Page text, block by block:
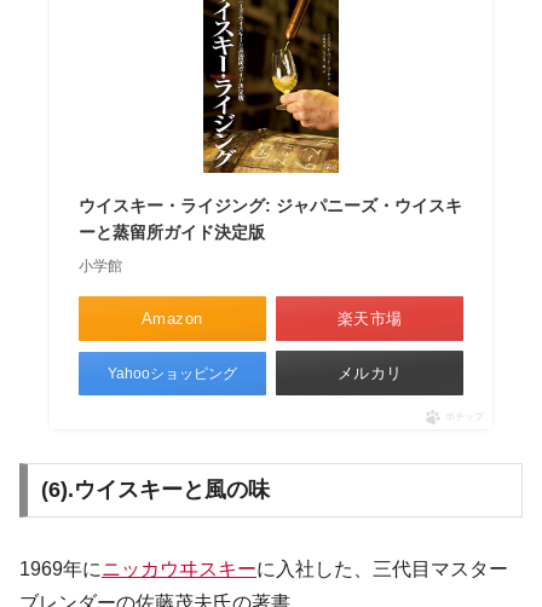
ウイスキー・ライジング: ジャパニーズ・ウイスキ
ーと蒸留所ガイド決定版
小学館
Amazon 楽天市場
Yahooショッピング メルカリ
ポチップ
(6).ウイスキーと風の味
1969年にニッカウヰスキーに入社した、三代目マスター